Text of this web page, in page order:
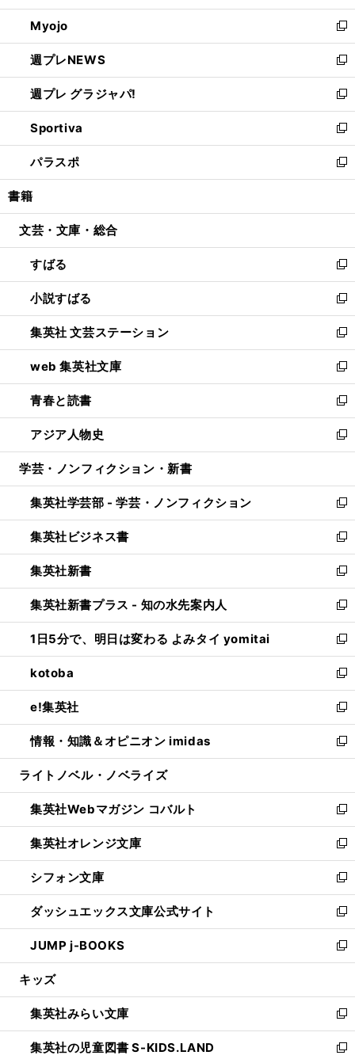
開
く
ウ
で
開
く
ン
ド
ウ
で
開
く
ウ
ィ
ン
ド
ウ
で
開
く
Myojo
新
し
い
ウ
ィ
ン
ド
ウ
で
開
週プレNEWS
新
し
い
ウ
ィ
ン
ド
ウ
開
週プレ グラジャパ!
新
し
い
ウ
ィ
ン
ウ
開
く
Sportiva
新
し
い
ウ
ン
ウ
で
開
く
パラスポ
新
し
ウ
ン
ド
ウ
で
開
く
書籍
文芸・文庫・総合
すばる
新
し
い
ウ
ィ
ン
ド
ウ
で
開
く
小説すばる
新
し
い
ウ
ィ
ン
ド
ウ
で
開
集英社 文芸ステーション
新
し
い
ウ
ィ
ン
ド
ウ
開
く
web 集英社文庫
新
し
い
ウ
ィ
ン
ウ
で
開
く
青春と読書
新
し
い
ウ
ン
ド
ウ
で
開
く
アジア人物史
新
し
ウ
ィ
ン
ド
ウ
で
開
く
学芸・ノンフィクション・新書
集英社学芸部 - 学芸・ノンフィクション
新
し
い
ウ
ィ
ン
ド
ウ
で
開
く
集英社ビジネス書
新
し
い
ウ
ィ
ン
ド
ウ
で
開
く
集英社新書
新
し
い
ウ
ィ
ン
ド
ウ
で
開
く
集英社新書プラス - 知の水先案内人
新
し
い
ウ
ィ
ン
ド
ウ
で
開
1日5分で、明日は変わる よみタイ yomitai
新
し
い
ウ
ィ
ン
ド
ウ
開
く
kotoba
新
し
い
ウ
ィ
ン
ウ
で
開
く
e!集英社
新
し
い
ウ
ン
ド
ウ
で
開
く
情報・知識＆オピニオン imidas
新
し
ウ
ィ
ン
ド
ウ
で
開
く
ライトノベル・ノベライズ
集英社Webマガジン コバルト
新
し
い
ウ
ィ
ン
ド
ウ
で
開
集英社オレンジ文庫
新
し
い
ウ
ィ
ン
ド
ウ
開
く
シフォン文庫
新
し
い
ウ
ィ
ン
ウ
で
開
く
ダッシュエックス文庫公式サイト
新
し
い
ウ
ン
ド
ウ
で
JUMP j-BOOKS
新
し
ウ
ィ
ン
ド
キッズ
集英社みらい文庫
新
し
い
集英社の児童図書 S-KIDS.LAND
新